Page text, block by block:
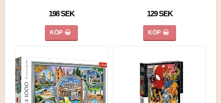
198 SEK
KÖP
129 SEK
KÖP